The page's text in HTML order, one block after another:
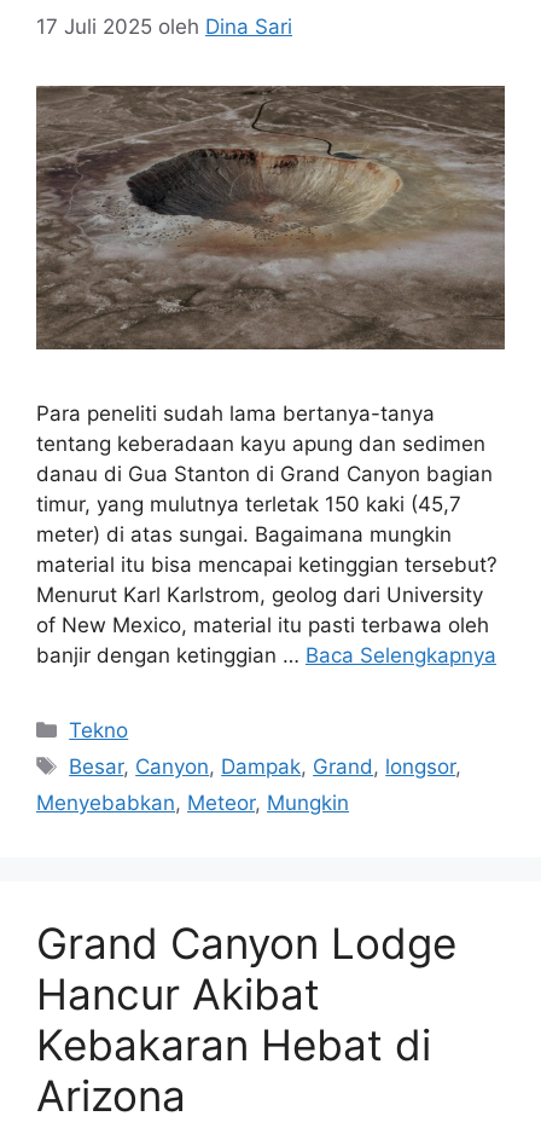
17 Juli 2025 oleh Dina Sari
Para peneliti sudah lama bertanya-tanya
tentang keberadaan kayu apung dan sedimen
danau di Gua Stanton di Grand Canyon bagian
timur, yang mulutnya terletak 150 kaki (45,7
meter) di atas sungai. Bagaimana mungkin
material itu bisa mencapai ketinggian tersebut?
Menurut Karl Karlstrom, geolog dari University
of New Mexico, material itu pasti terbawa oleh
banjir dengan ketinggian … Baca Selengkapnya
Kategori
Tekno
Tag
Besar, Canyon, Dampak, Grand, longsor,
Menyebabkan, Meteor, Mungkin
Grand Canyon Lodge
Hancur Akibat
Kebakaran Hebat di
Arizona